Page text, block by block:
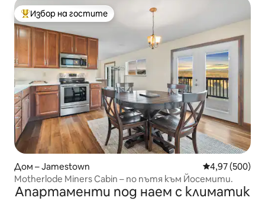
Най-популярен избор на гостите
Избор на гостите
Дом – Jamestown Средна
4,97 (500)
Motherlode Miners Cabin – по пътя към Йосемити.
Апартаменти под наем с климатик